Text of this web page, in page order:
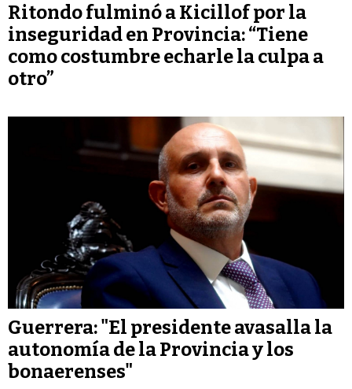
Ritondo fulminó a Kicillof por la
inseguridad en Provincia: “Tiene
como costumbre echarle la culpa a
otro”
Guerrera: "El presidente avasalla la
autonomía de la Provincia y los
bonaerenses"